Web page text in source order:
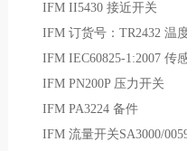
IFM II5430 接近开关
IFM 订货号：TR2432 温
IFM IEC60825-1:2007 传
IFM PN200P 压力开关
IFM PA3224 备件
IFM 流量开关SA3000/